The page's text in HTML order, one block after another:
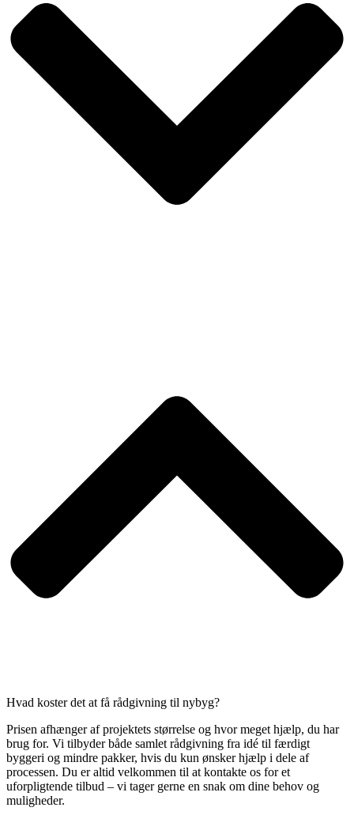
Hvad koster det at få rådgivning til nybyg?
Prisen afhænger af projektets størrelse og hvor meget hjælp, du har
brug for. Vi tilbyder både samlet rådgivning fra idé til færdigt
byggeri og mindre pakker, hvis du kun ønsker hjælp i dele af
processen. Du er altid velkommen til at kontakte os for et
uforpligtende tilbud – vi tager gerne en snak om dine behov og
muligheder.